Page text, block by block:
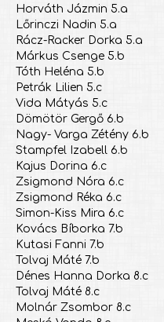
Horváth Jázmin 5.a
Lőrinczi Nadin 5.a
Rácz-Racker Dorka 5.a
Márkus Csenge 5.b
Tóth Heléna 5.b
Petrák Lilien 5.c
Vida Mátyás 5.c
Dömötör Gergő 6.b
Nagy- Varga Zétény 6.b
Stampfel Izabell 6.b
Kajus Dorina 6.c
Zsigmond Nóra 6.c
Zsigmond Réka 6.c
Simon-Kiss Mira 6.c
Kovács Bíborka 7.b
Kutasi Fanni 7.b
Tolvaj Máté 7.b
Dénes Hanna Dorka 8.c
Tolvaj Máté 8.c
Molnár Zsombor 8.c